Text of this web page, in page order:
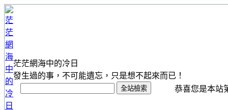
茫茫網海中的冷日
發生過的事，不可能遺忘，只是想不起來而已！
恭喜您是本站